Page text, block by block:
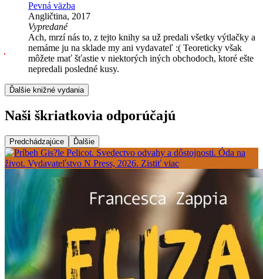
Pevná väzba
Angličtina, 2017
Vypredané
Ach, mrzí nás to, z tejto knihy sa už predali všetky výtlačky a
nemáme ju na sklade my ani vydavateľ :( Teoreticky však
môžete mať šťastie v niektorých iných obchodoch, ktoré ešte
nepredali posledné kusy.
Ďalšie knižné vydania
Naši škriatkovia odporúčajú
Predchádzajúce Ďalšie